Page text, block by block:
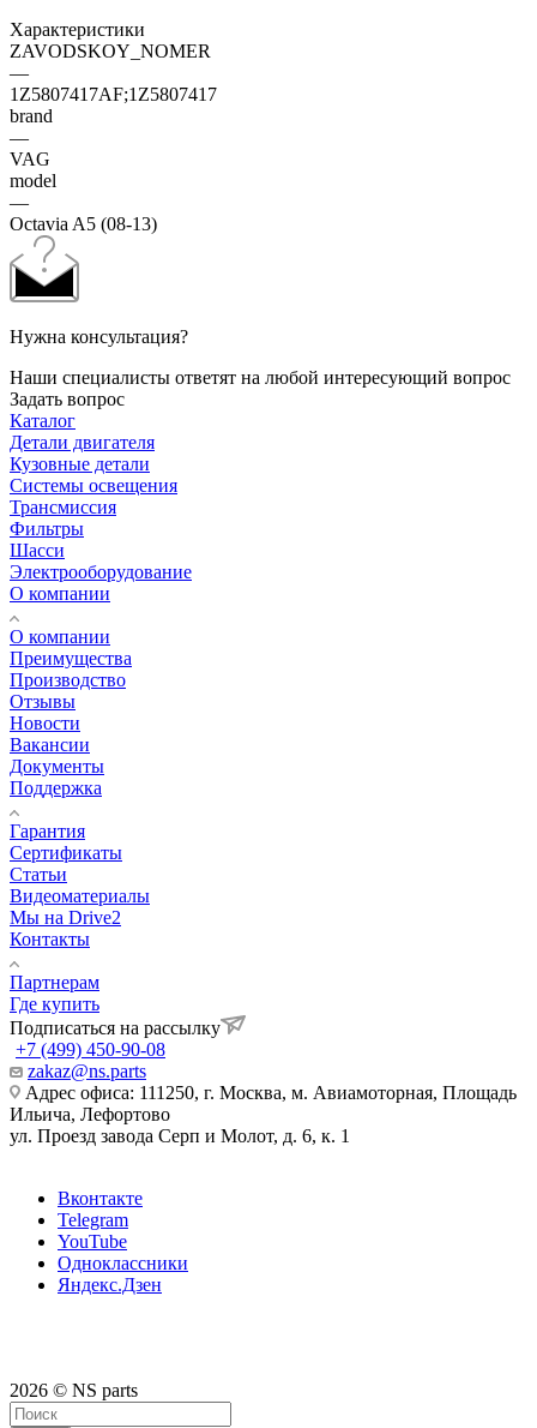
Характеристики
ZAVODSKOY_NOMER
—
1Z5807417AF;1Z5807417
brand
—
VAG
model
—
Octavia A5 (08-13)
Нужна консультация?
Наши специалисты ответят на любой интересующий вопрос
Задать вопрос
Каталог
Детали двигателя
Кузовные детали
Системы освещения
Трансмиссия
Фильтры
Шасси
Электрооборудование
О компании
О компании
Преимущества
Производство
Отзывы
Новости
Вакансии
Документы
Поддержка
Гарантия
Сертификаты
Статьи
Видеоматериалы
Мы на Drive2
Контакты
Партнерам
Где купить
Подписаться на рассылку
+7 (499) 450-90-08
zakaz@ns.parts
Адрес офиса: 111250, г. Москва, м. Авиамоторная, Площадь
Ильича, Лефортово
ул. Проезд завода Серп и Молот, д. 6, к. 1
Вконтакте
Telegram
YouTube
Одноклассники
Яндекс.Дзен
2026 © NS parts